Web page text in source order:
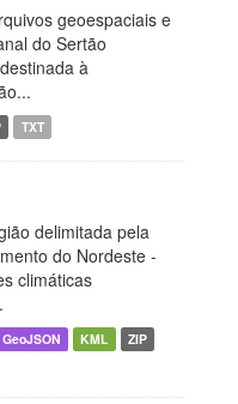
geoespaciais e
do Sertão
à
TXT
delimitada pela
do Nordeste -
climáticas
GeoJSON KML
ZIP